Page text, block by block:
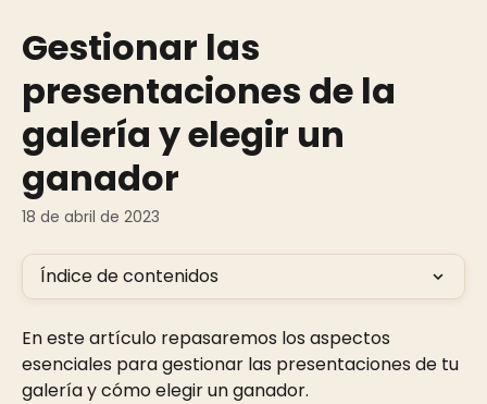
Gestionar las
presentaciones de la
galería y elegir un
ganador
18 de abril de 2023
Índice de contenidos
En este artículo repasaremos los aspectos
esenciales para gestionar las presentaciones de tu
galería y cómo elegir un ganador.